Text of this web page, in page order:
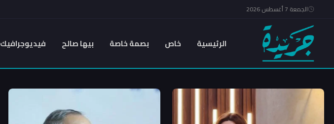
الجمعة 7 أغسطس 2026
الرئيسية خاص بصمة خاصة بيها صالح فيديوجرافيك